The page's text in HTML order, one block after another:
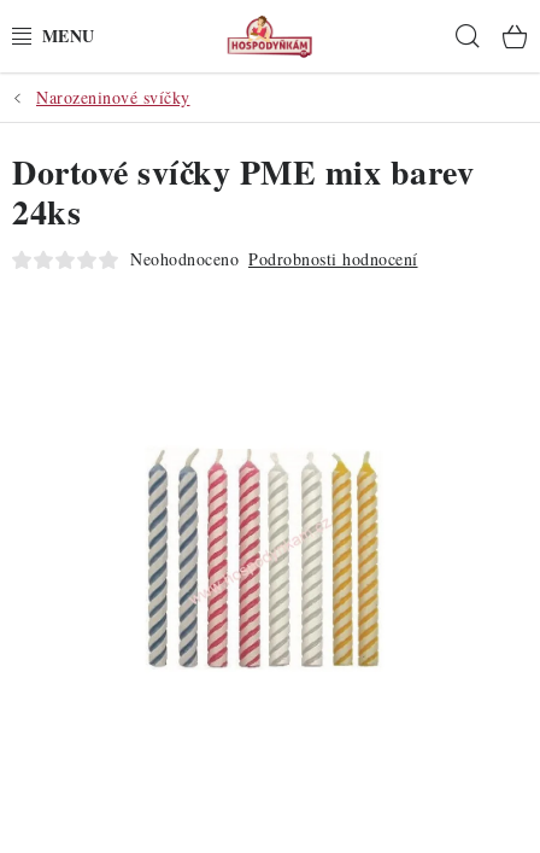
na
POTŘEBY
POMŮCKY
SUROVINY
ZDRAVÉ PEČENÍ
DÁRKOVÉ POUKAZY
TÉMATICKÉ PRODUKTY
Narozeninové svíčky
Dortové svíčky PME mix barev
24ks
Neohodnoceno Podrobnosti hodnocení